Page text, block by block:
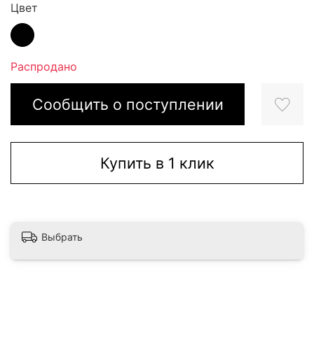
Сообщить о поступлении
Купить в 1 клик
Цвет
Распродано
Выбрать